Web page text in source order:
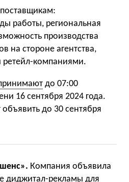
работы, региональная
производства
на стороне агентства,
ретейл-компаниями.
до 07:00
16 сентября 2024 года.
объявить до 30 сентября
Компания объявила
диджитал-рекламы для